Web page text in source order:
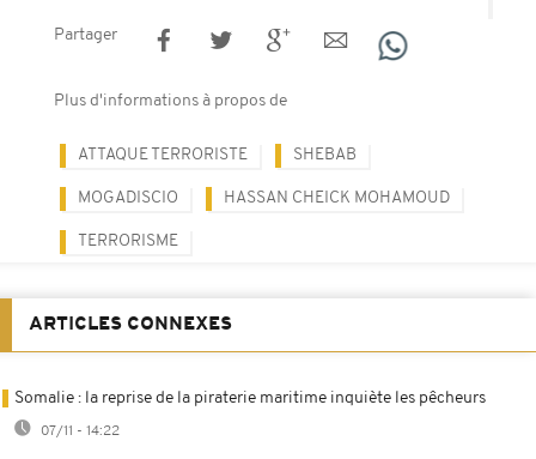
Partager
Plus d'informations à propos de
ATTAQUE TERRORISTE SHEBAB
MOGADISCIO HASSAN CHEICK MOHAMOUD
TERRORISME
ARTICLES CONNEXES
Somalie : la reprise de la piraterie maritime inquiète les pêcheurs
07/11 - 14:22